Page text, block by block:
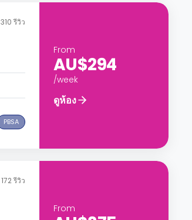
310 รีวิว
PBSA
From
AU$294
/week
ดูห้อง
172 รีวิว
From